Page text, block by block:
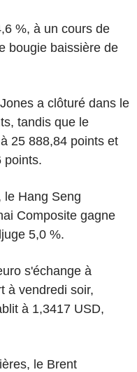
%, à un cours de
bougie baissière de
a clôturé dans le
tandis que le
25 888,84 points et
points.
le Hang Seng
Composite gagne
5,0 %.
s'échange à
à vendredi soir,
à 1,3417 USD,
le Brent